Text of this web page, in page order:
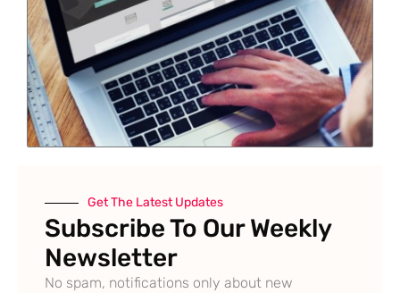
Get The Latest Updates
Subscribe To Our Weekly
Newsletter
No spam, notifications only about new